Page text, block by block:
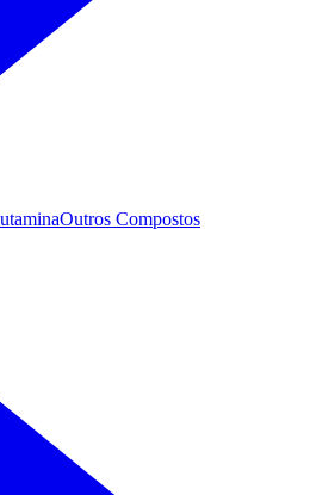
Outros Compostos